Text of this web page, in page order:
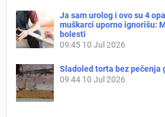
Ja sam urolog i ovo su 4
muškarci uporno ignorišu:
bolesti
09:45 10 Jul 2026
Sladoled torta bez pečenja
09:44 10 Jul 2026